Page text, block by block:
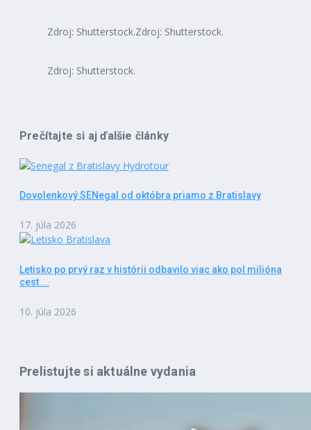
Zdroj: Shutterstock.Zdroj: Shutterstock.
Zdroj: Shutterstock.
Prečítajte si aj ďalšie články
Dovolenkový SENegal od októbra priamo z Bratislavy
17. júla 2026
Letisko po prvý raz v histórii odbavilo viac ako pol milióna
cest ...
10. júla 2026
Prelistujte si aktuálne vydania